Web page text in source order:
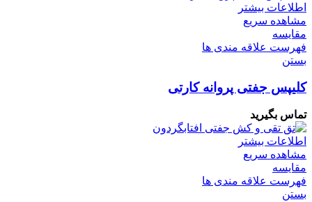
اطلاعات بیشتر
مشاهده سریع
مقایسه
فهرست علاقه مندی ها
بستن
کلیپس جفتی پروانه کارتی
تماس بگیرید
اطلاعات بیشتر
مشاهده سریع
مقایسه
فهرست علاقه مندی ها
بستن